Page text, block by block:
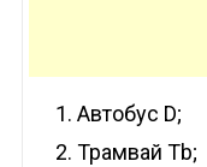
Автобус D;
Трамвай Tb;